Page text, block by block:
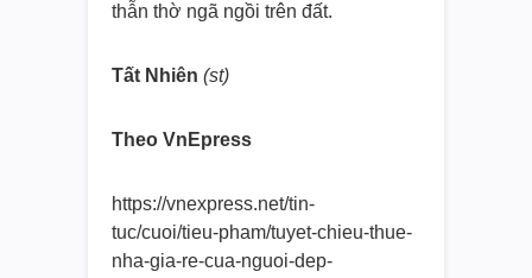
thẫn thờ ngã ngồi trên đất.
Tất Nhiên (st)
Theo VnEpress
https://vnexpress.net/tin-
tuc/cuoi/tieu-pham/tuyet-chieu-thue-
nha-gia-re-cua-nguoi-dep-